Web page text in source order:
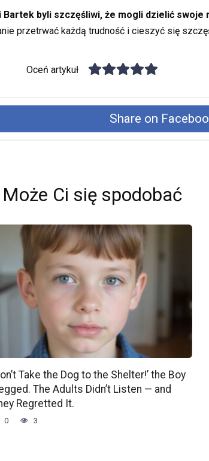
byli szczęśliwi, że mogli dzielić
przetrwać każdą trudność i cieszyć się
Oceń artykuł
Share on
Może Ci się spodobać
Take the Dog to the Shelter!’ the Boy
The Adults Didn’t Listen — and
Regretted It.
0 3